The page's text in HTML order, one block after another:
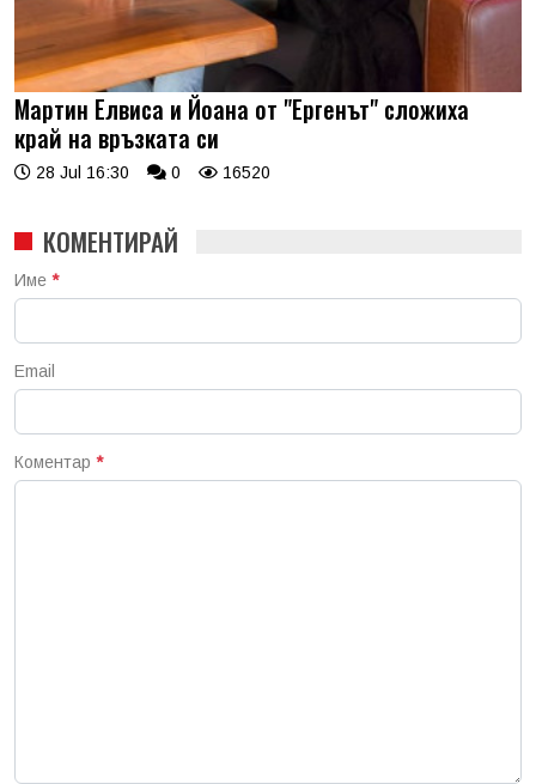
Мартин Елвиса и Йоана от "Ергенът" сложиха
край на връзката си
28 Jul 16:30 0 16520
КОМЕНТИРАЙ
Име *
Email
Коментар *